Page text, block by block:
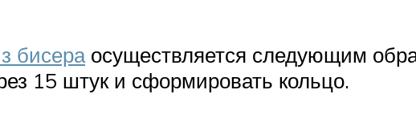
бисераосуществляется следующим
15 штук и сформировать кольцо.